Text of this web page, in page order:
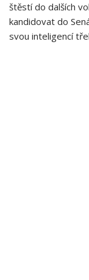
štěstí do dalších
kandidovat do
svou inteligencí